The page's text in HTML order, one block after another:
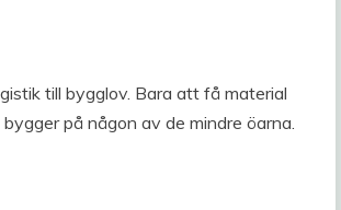
till bygglov. Bara att få material
på någon av de mindre öarna.